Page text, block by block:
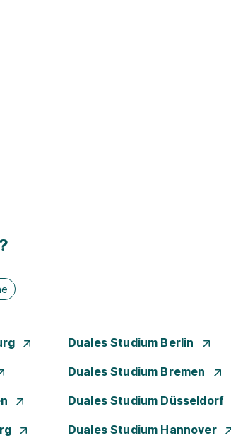
Duales Studium Berlin
Duales Studium Bremen
Duales Studium Düsseldorf
Duales Studium Hannover